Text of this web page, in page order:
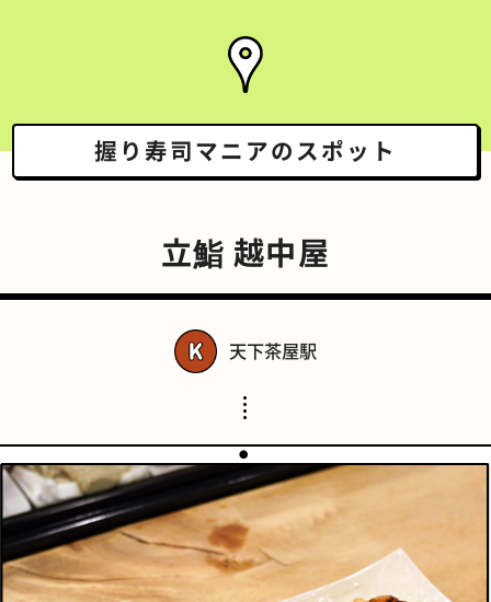
スポーツバー 橋
握り寿司マニアの スポット
立鮨 越中屋
天下茶屋駅